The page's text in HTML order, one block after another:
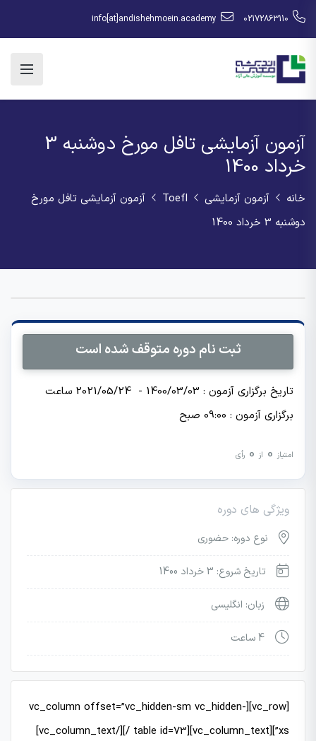
02172863110
info[at]andishehmoein.academy
آزمون آزمایشی تافل مورخ دوشنبه 3
خرداد 1400
خانه آزمون آزمایشی Toefl
آزمون آزمایشی تافل مورخ
دوشنبه 3 خرداد 1400
ثبت نام دوره متوقف شده است
تاریخ برگزاری آزمون : 1400/03/03 - 2021/05/24 ساعت
برگزاری آزمون : 09:00 صبح
امتیاز 0 از 0 رأی
ویژگی های دوره
نوع دوره: حضوری
تاریخ شروع: 3 خرداد 1400
زبان: انگلیسی
4 ساعت
[vc_row][vc_column offset=”vc_hidden-sm vc_hidden-
xs”][vc_column_text][table id=73 /][/vc_column_text]